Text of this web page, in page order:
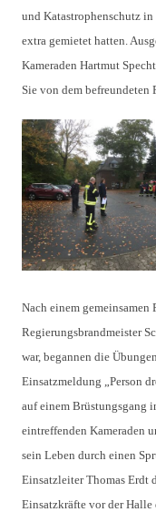
und Katastrophenschutz
extra gemietet hatten.
Kameraden Hartmut
Sie von dem befreundeten
Nach einem
Regierungsbrandmeister
war, begannen die
Einsatzmeldung „Person
auf einem Brüstungsgang
eintreffenden Kameraden
sein Leben durch einen
Einsatzleiter Thomas Erdt
Einsatzkräfte vor der Halle